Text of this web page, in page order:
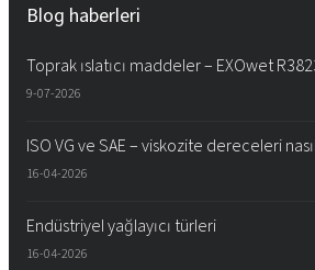
Blog haberleri
Toprak ıslatıcı maddeler – EXOwet
9-07-2026
ISO VG ve SAE – viskozite dereceleri
16-04-2026
Endüstriyel yağlayıcı türleri
16-04-2026